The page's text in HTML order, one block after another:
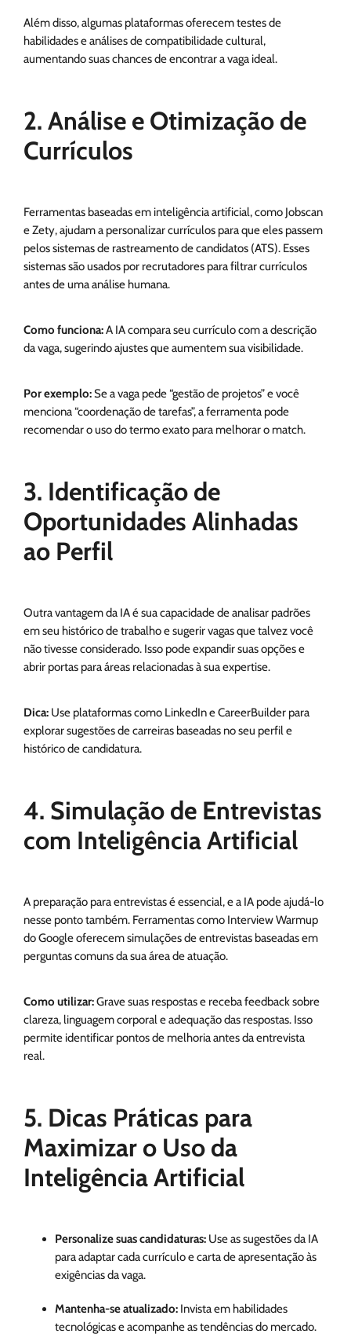
Além disso, algumas plataformas oferecem testes de
habilidades e análises de compatibilidade cultural,
aumentando suas chances de encontrar a vaga ideal.
2. Análise e Otimização de
Currículos
Ferramentas baseadas em inteligência artificial, como Jobscan
e Zety, ajudam a personalizar currículos para que eles passem
pelos sistemas de rastreamento de candidatos (ATS). Esses
sistemas são usados por recrutadores para filtrar currículos
antes de uma análise humana.
Como funciona:A IA compara seu currículo com a descrição
da vaga, sugerindo ajustes que aumentem sua visibilidade.
Por exemplo:Se a vaga pede “gestão de projetos” e você
menciona “coordenação de tarefas”, a ferramenta pode
recomendar o uso do termo exato para melhorar o match.
3. Identificação de
Oportunidades Alinhadas
ao Perfil
Outra vantagem da IA é sua capacidade de analisar padrões
em seu histórico de trabalho e sugerir vagas que talvez você
não tivesse considerado. Isso pode expandir suas opções e
abrir portas para áreas relacionadas à sua expertise.
Dica: Use plataformas como LinkedIn e CareerBuilder para
explorar sugestões de carreiras baseadas no seu perfil e
histórico de candidatura.
4. Simulação de Entrevistas
com Inteligência Artificial
A preparação para entrevistas é essencial, e a IA pode ajudá-lo
nesse ponto também. Ferramentas como Interview Warmup
do Google oferecem simulações de entrevistas baseadas em
perguntas comuns da sua área de atuação.
Como utilizar:Grave suas respostas e receba feedback sobre
clareza, linguagem corporal e adequação das respostas. Isso
permite identificar pontos de melhoria antes da entrevista
real.
5. Dicas Práticas para
Maximizar o Uso da
Inteligência Artificial
Personalize suas candidaturas: Use as sugestões da IA
para adaptar cada currículo e carta de apresentação às
exigências da vaga.
Mantenha-se atualizado: Invista em habilidades
tecnológicas e acompanhe as tendências do mercado.